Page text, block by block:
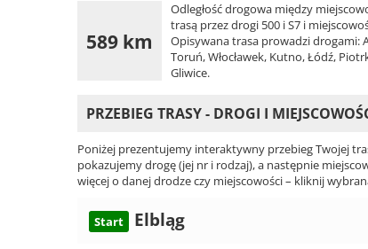
589 km
Odległość drogowa między
trasą przez drogi 500 i S7 i
Opisywana trasa prowadzi drogami:
Toruń, Włocławek, Kutno, Łódź,
Gliwice.
PRZEBIEG TRASY - DROGI I
Poniżej prezentujemy interaktywny przebieg Twojej
pokazujemy drogę (jej nr i rodzaj), a następnie
więcej o danej drodze czy miejscowości – kliknij
Start Elbląg